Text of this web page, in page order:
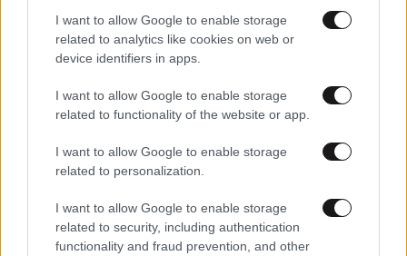
I want to allow Google to enable storage
related to analytics like cookies on web or
device identifiers in apps.
I want to allow Google to enable storage
related to functionality of the website or app.
I want to allow Google to enable storage
related to personalization.
I want to allow Google to enable storage
related to security, including authentication
functionality and fraud prevention, and other